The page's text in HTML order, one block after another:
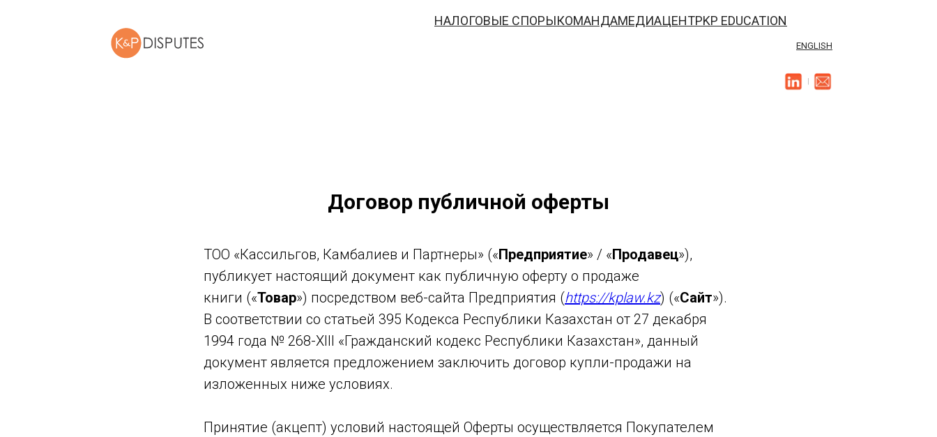
НАЛОГОВЫЕ СПОРЫКОМАНДАМЕДИАЦЕНТРKP EDUCATION
ENGLISH
|
Договор публичной оферты
ТОО «Кассильгов, Камбалиев и Партнеры» («Предприятие» / «Продавец»),
публикует настоящий документ как публичную оферту о продаже
книги («Товар») посредством веб-сайта Предприятия (https://kplaw.kz) («Сайт»).
В соответствии со статьей 395 Кодекса Республики Казахстан от 27 декабря
1994 года № 268-XIII «Гражданский кодекс Республики Казахстан», данный
документ является предложением заключить договор купли-продажи на
изложенных ниже условиях.
Принятие (акцепт) условий настоящей Оферты осуществляется Покупателем